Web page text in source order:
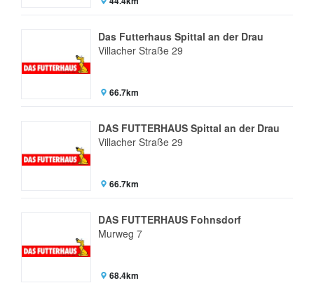
Das Futterhaus Spittal an der Drau
Villacher Straße 29
66.7km
DAS FUTTERHAUS Spittal an der Drau
Villacher Straße 29
66.7km
DAS FUTTERHAUS Fohnsdorf
Murweg 7
68.4km